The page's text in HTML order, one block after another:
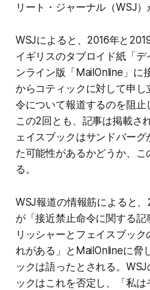
リート・ジャーナル（WSJ）
WSJによると、2016年と
イギリスのタブロイド紙「
ンライン版「MailOnline」に
からコティックに対して申
令について報道するのを阻止
この2回とも、記事は掲載さ
ェイスブックはサンドバー
た可能性があるかどうか、
る。
WSJ報道の情報筋によると
が「接近禁止命令に関する
リッシャーとフェイスブッ
れがある」とMailOnlineに脅
ックは語ったとされる。
ックはこれを否定し、「私